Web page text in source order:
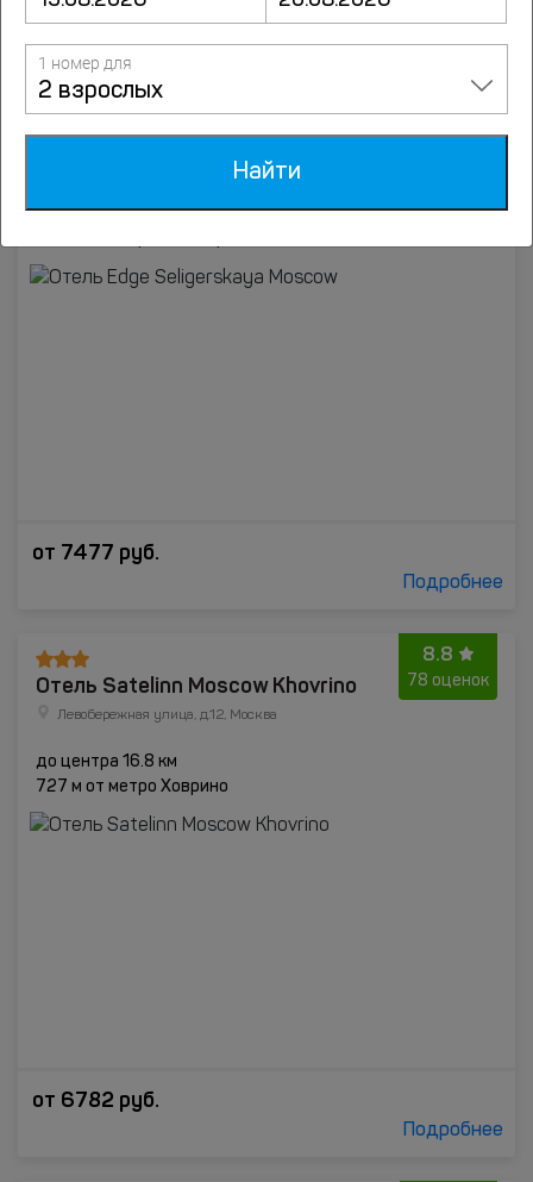
63 оценки
Отель Edge Seligerskaya Moscow
Коровинское шоссе, д.10, Москва
до центра 14.2 км
от 7477 руб.
Подробнее
8.8
78 оценок
Отель Satelinn Moscow Khovrino
Левобережная улица, д.12, Москва
до центра 16.8 км
727 м от метро Ховрино
от 6782 руб.
Подробнее
1 номер для
2 взрослых
Найти